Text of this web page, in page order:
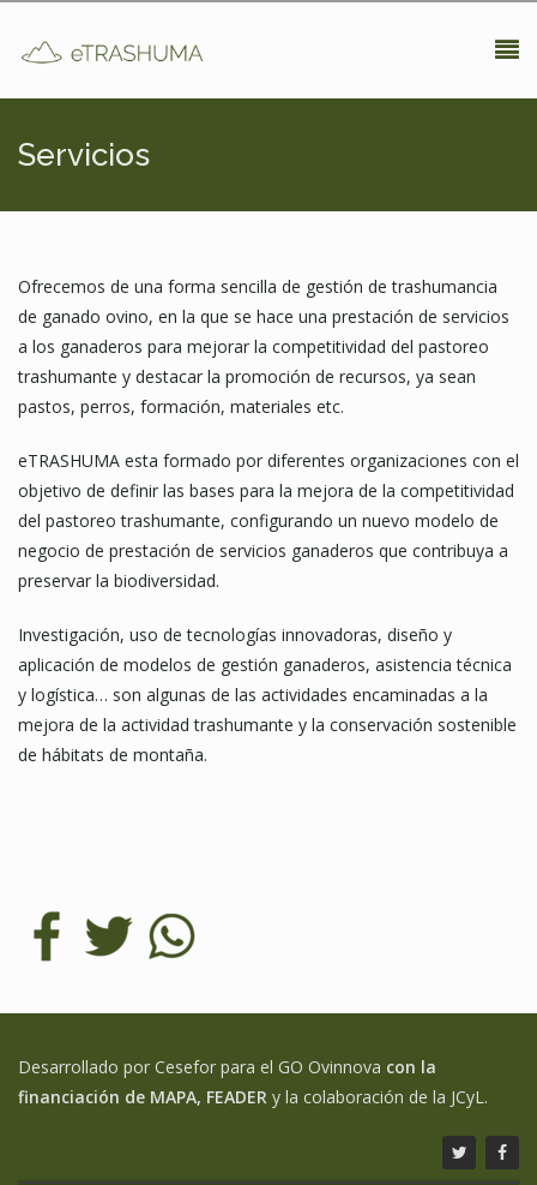
Servicios
Ofrecemos de una forma sencilla de gestión de trashumancia
de ganado ovino, en la que se hace una prestación de servicios
a los ganaderos para mejorar la competitividad del pastoreo
trashumante y destacar la promoción de recursos, ya sean
pastos, perros, formación, materiales etc.
eTRASHUMA esta formado por diferentes organizaciones con el
objetivo de definir las bases para la mejora de la competitividad
del pastoreo trashumante, configurando un nuevo modelo de
negocio de prestación de servicios ganaderos que contribuya a
preservar la biodiversidad.
Investigación, uso de tecnologías innovadoras, diseño y
aplicación de modelos de gestión ganaderos, asistencia técnica
y logística… son algunas de las actividades encaminadas a la
mejora de la actividad trashumante y la conservación sostenible
de hábitats de montaña.
Desarrollado por Cesefor para el GO Ovinnova con la
financiación de MAPA, FEADER y la colaboración de la JCyL.